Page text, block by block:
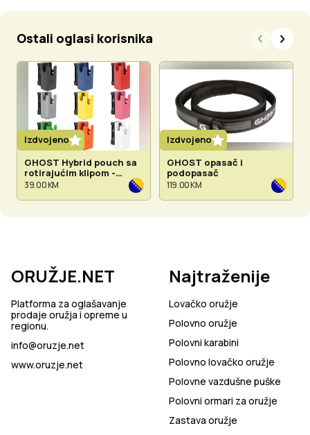
Ostali oglasi korisnika
Izdvojeno
GHOST Hybrid pouch sa
rotirajućim klipom -
dostupno u više boja
39.00 KM
Izdvojeno
GHOST opasač i
podopasač
119.00 KM
ORUŽJE.NET
Platforma za oglašavanje
prodaje oružja i opreme u
regionu.
info@oruzje.net
www.oruzje.net
Najtraženije
Lovačko oružje
Polovno oružje
Polovni karabini
Polovno lovačko oružje
Polovne vazdušne puške
Polovni ormari za oružje
Zastava oružje